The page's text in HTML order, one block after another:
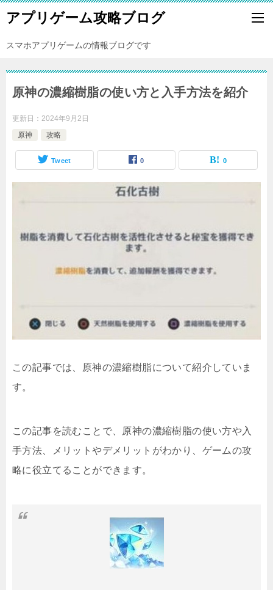
アプリゲーム攻略ブログ
スマホアプリゲームの情報ブログです
原神の濃縮樹脂の使い方と入手方法を紹介
更新日： 2024年9月2日
原神
攻略
Tweet 0 0
この記事では、原神の濃縮樹脂について紹介していま
す。
この記事を読むことで、原神の濃縮樹脂の使い方や入
手方法、メリットやデメリットがわかり、ゲームの攻
略に役立てることができます。